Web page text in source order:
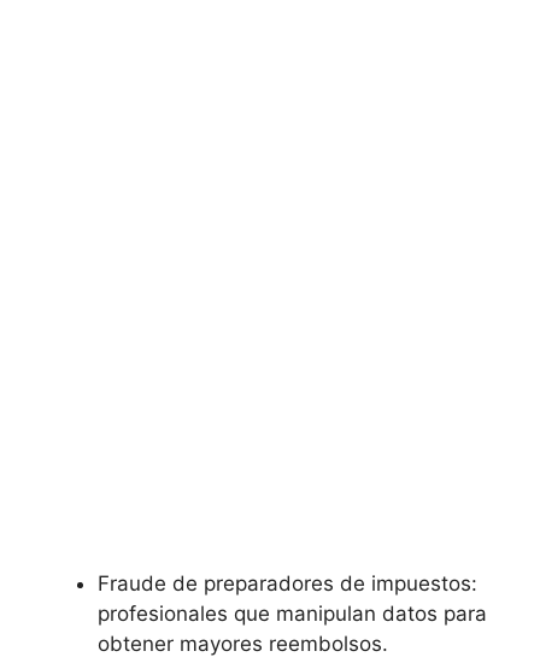
Fraude de preparadores de impuestos:
profesionales que manipulan datos para
obtener mayores reembolsos.